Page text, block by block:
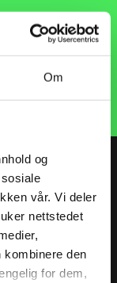
Om
og
vår. Vi deler
nettstedet
kombinere den
for dem,